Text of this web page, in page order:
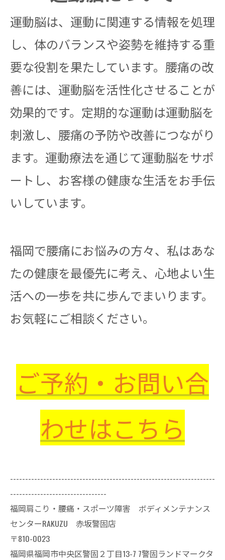
運動脳は、運動に関連する情報を処理
し、体のバランスや姿勢を維持する重
要な役割を果たしています。腰痛の改
善には、運動脳を活性化させることが
効果的です。定期的な運動は運動脳を
刺激し、腰痛の予防や改善につながり
ます。運動療法を通じて運動脳をサポ
ートし、お客様の健康な生活をお手伝
いしています。
福岡で腰痛にお悩みの方々、私はあな
たの健康を最優先に考え、心地よい生
活への一歩を共に歩んでまいります。
お気軽にご相談ください。
ご予約・お問い合
わせはこちら
--------------------------------------------------------------------
--------------------------------
福岡肩こり・腰痛・スポーツ障害 ボディメンテナンス
センターRAKUZU 赤坂警固店
〒810-0023
福岡県福岡市中央区警固２丁目13-7 7警固ランドマークタ